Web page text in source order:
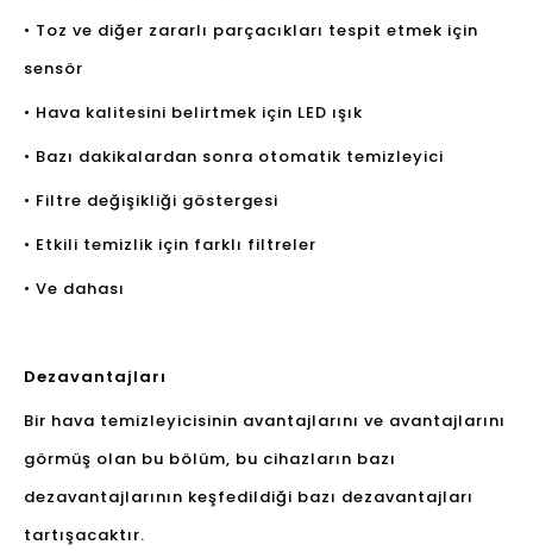
• Toz ve diğer zararlı parçacıkları tespit etmek için
sensör
• Hava kalitesini belirtmek için LED ışık
• Bazı dakikalardan sonra otomatik temizleyici
• Filtre değişikliği göstergesi
• Etkili temizlik için farklı filtreler
• Ve dahası
Dezavantajları
Bir hava temizleyicisinin avantajlarını ve avantajlarını
görmüş olan bu bölüm, bu cihazların bazı
dezavantajlarının keşfedildiği bazı dezavantajları
tartışacaktır.